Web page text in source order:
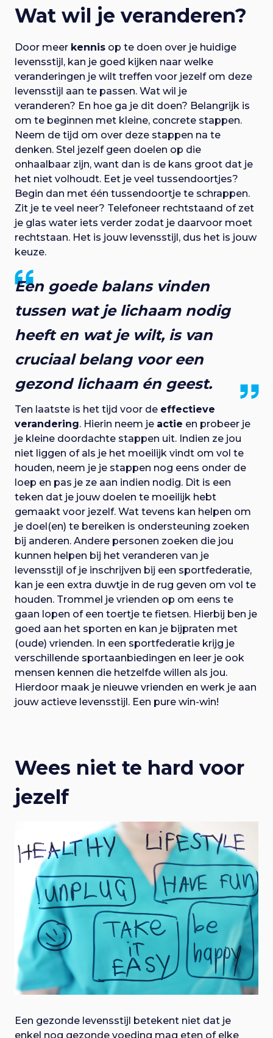
Wat wil je veranderen?
Door meer kennis op te doen over je huidige
levensstijl, kan je goed kijken naar welke
veranderingen je wilt treffen voor jezelf om deze
levensstijl aan te passen. Wat wil je
veranderen? En hoe ga je dit doen? Belangrijk is
om te beginnen met kleine, concrete stappen.
Neem de tijd om over deze stappen na te
denken. Stel jezelf geen doelen op die
onhaalbaar zijn, want dan is de kans groot dat je
het niet volhoudt. Eet je veel tussendoortjes?
Begin dan met één tussendoortje te schrappen.
Zit je te veel neer? Telefoneer rechtstaand of zet
je glas water iets verder zodat je daarvoor moet
rechtstaan. Het is jouw levensstijl, dus het is jouw
keuze.
Een goede balans vinden
tussen wat je lichaam nodig
heeft en wat je wilt, is van
cruciaal belang voor een
gezond lichaam én geest.
Ten laatste is het tijd voor de effectieve
verandering. Hierin neem je actie en probeer je
je kleine doordachte stappen uit. Indien ze jou
niet liggen of als je het moeilijk vindt om vol te
houden, neem je je stappen nog eens onder de
loep en pas je ze aan indien nodig. Dit is een
teken dat je jouw doelen te moeilijk hebt
gemaakt voor jezelf. Wat tevens kan helpen om
je doel(en) te bereiken is ondersteuning zoeken
bij anderen. Andere personen zoeken die jou
kunnen helpen bij het veranderen van je
levensstijl of je inschrijven bij een sportfederatie,
kan je een extra duwtje in de rug geven om vol te
houden. Trommel je vrienden op om eens te
gaan lopen of een toertje te fietsen. Hierbij ben je
goed aan het sporten en kan je bijpraten met
(oude) vrienden. In een sportfederatie krijg je
verschillende sportaanbiedingen en leer je ook
mensen kennen die hetzelfde willen als jou.
Hierdoor maak je nieuwe vrienden en werk je aan
jouw actieve levensstijl. Een pure win-win!
Wees niet te hard voor
jezelf
Een gezonde levensstijl betekent niet dat je
enkel nog gezonde voeding mag eten of elke